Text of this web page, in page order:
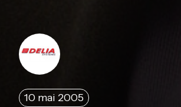
10 mai 2005